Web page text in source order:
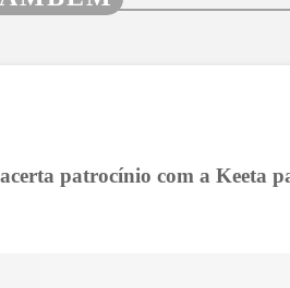
patrocínio com a Keeta